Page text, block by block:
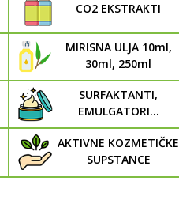
CO2 EKSTRAKTI
MIRISNA ULJA 10ml,
30ml, 250ml
SURFAKTANTI,
EMULGATORI...
AKTIVNE KOZMETIČKE
SUPSTANCE